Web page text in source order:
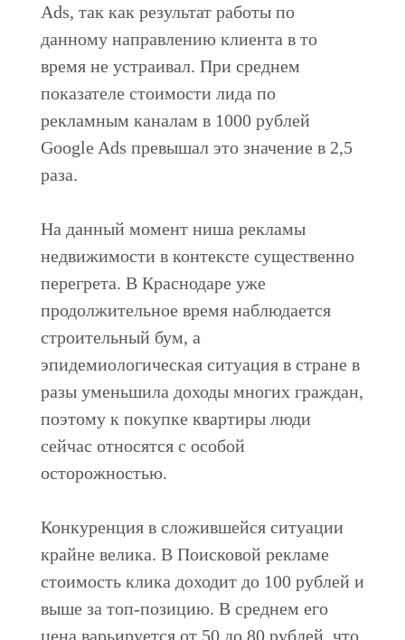
Ads, так как результат работы по
данному направлению клиента в то
время не устраивал. При среднем
показателе стоимости лида по
рекламным каналам в 1000 рублей
Google Ads превышал это значение в 2,5
раза.
На данный момент ниша рекламы
недвижимости в контексте существенно
перегрета. В Краснодаре уже
продолжительное время наблюдается
строительный бум, а
эпидемиологическая ситуация в стране в
разы уменьшила доходы многих граждан,
поэтому к покупке квартиры люди
сейчас относятся с особой
осторожностью.
Конкуренция в сложившейся ситуации
крайне велика. В Поисковой рекламе
стоимость клика доходит до 100 рублей и
выше за топ-позицию. В среднем его
цена варьируется от 50 до 80 рублей, что